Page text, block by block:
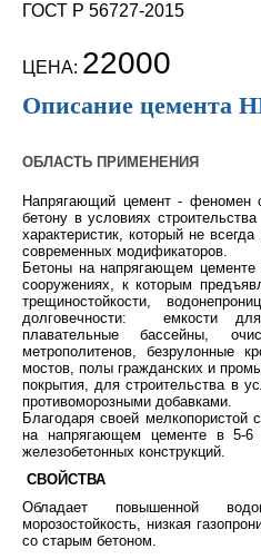
ГОСТ Р 56727-2015
ЦЕНА: 22000
Описание цемента
ОБЛАСТЬ ПРИМЕНЕНИЯ
Напрягающий цемент - феномен
бетону в условиях
характеристик, который не
современных модификаторов.
Бетоны на напрягающем цементе
сооружениях, к которым
трещиностойкости,
долговечности: емкости для
плавательные бассейны,
метрополитенов, безрулонные
мостов, полы гражданских и
покрытия, для строительства в
противоморозными добавками.
Благодаря своей мелкопористой
на напрягающем цементе в 5-6
железобетонных конструкций.
СВОЙСТВА
Обладает повышенной
морозостойкость, низкая
со старым бетоном.